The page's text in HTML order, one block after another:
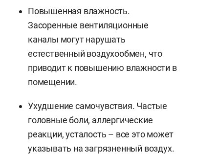
Повышенная влажность.
Засоренные вентиляционные
каналы могут нарушать
естественный воздухообмен, что
приводит к повышению влажности в
помещении.
Ухудшение самочувствия. Частые
головные боли, аллергические
реакции, усталость – все это может
указывать на загрязненный воздух.